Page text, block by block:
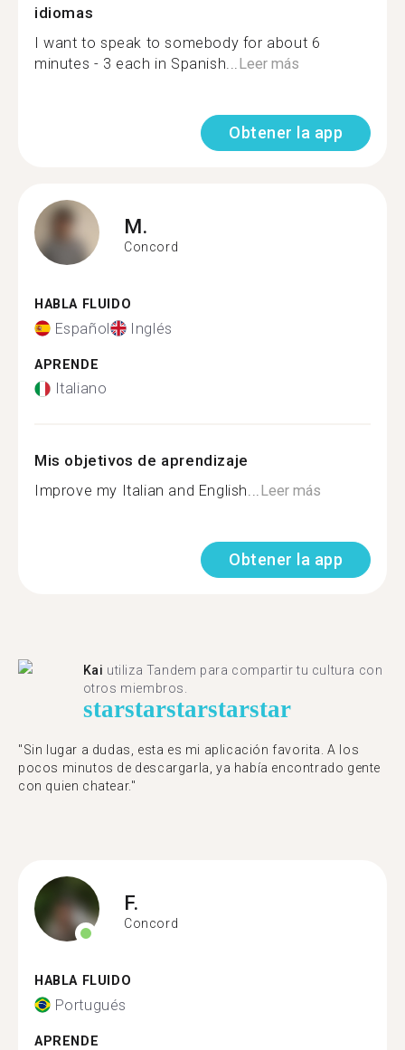
idiomas
I want to speak to somebody for about 6
minutes - 3 each in Spanish...Leer más
Obtener la app
M.
Concord
HABLA FLUIDO
Español Inglés
APRENDE
Italiano
Mis objetivos de aprendizaje
Improve my Italian and English...Leer más
Obtener la app
Kai utiliza Tandem para compartir tu cultura con
otros miembros.
starstarstarstarstar
"Sin lugar a dudas, esta es mi aplicación favorita. A los
pocos minutos de descargarla, ya había encontrado gente
con quien chatear."
F.
Concord
HABLA FLUIDO
Portugués
APRENDE